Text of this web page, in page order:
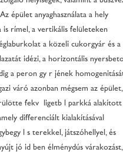
épület anyaghasználata a hely
is rímel, a vertikális felületeken
a közeli cukorgyár és a
idézi, a horizontális
a peron gyűrűjének
váró azonban mégsem az épület,
fekvő ligetből parkká alakított
differenciált kialakításával
terekkel, játszóhellyel, és
jó időben élménydús várakozást,